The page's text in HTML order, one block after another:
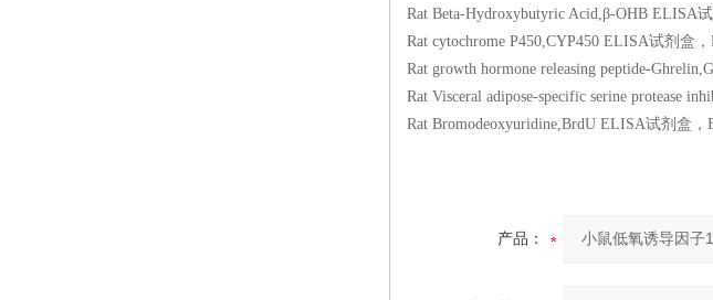
Rat Beta-Hydroxybutyric Acid,β-OHB
Rat cytochrome P450,CYP450 ELISA试剂
Rat growth hormone releasing peptide-
Rat Visceral adipose-specific serine protease
Rat Bromodeoxyuridine,BrdU ELISA试剂盒
产品：